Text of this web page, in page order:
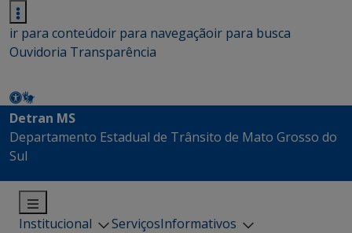
ir para conteúdoir para navegaçãoir para busca
Ouvidoria Transparência
Detran MS
Departamento Estadual de Trânsito de Mato Grosso do
Sul
Institucional ServiçosInformativos